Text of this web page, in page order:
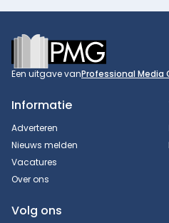
Footer
Een uitgave vanProfessional Media
Informatie
Adverteren
Nieuws melden
Vacatures
Over ons
Volg ons